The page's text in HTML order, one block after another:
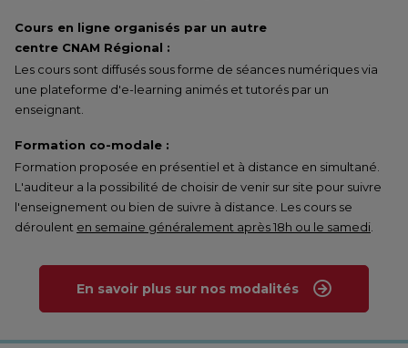
Cours en ligne organisés par un autre
centre CNAM Régional :
Les cours sont diffusés sous forme de séances numériques via
une plateforme d'e-learning animés et tutorés par un
enseignant.
Formation co-modale :
Formation proposée en présentiel et à distance en simultané.
L'auditeur a la possibilité de choisir de venir sur site pour suivre
l'enseignement ou bien de suivre à distance. Les cours se
déroulent en semaine généralement après 18h ou le samedi
En savoir plus sur nos modalités